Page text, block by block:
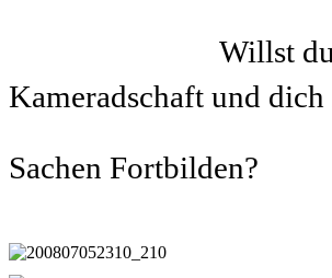
Willst du
Kameradschaft und dich
Sachen Fortbilden?